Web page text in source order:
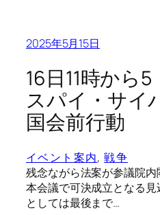
2025年5月15日
16日11時から
スパイ・サイ
国会前行動
イベント案内, 戦争
残念ながら法案が参議院
本会議で可決成立となる
としては最後まで…